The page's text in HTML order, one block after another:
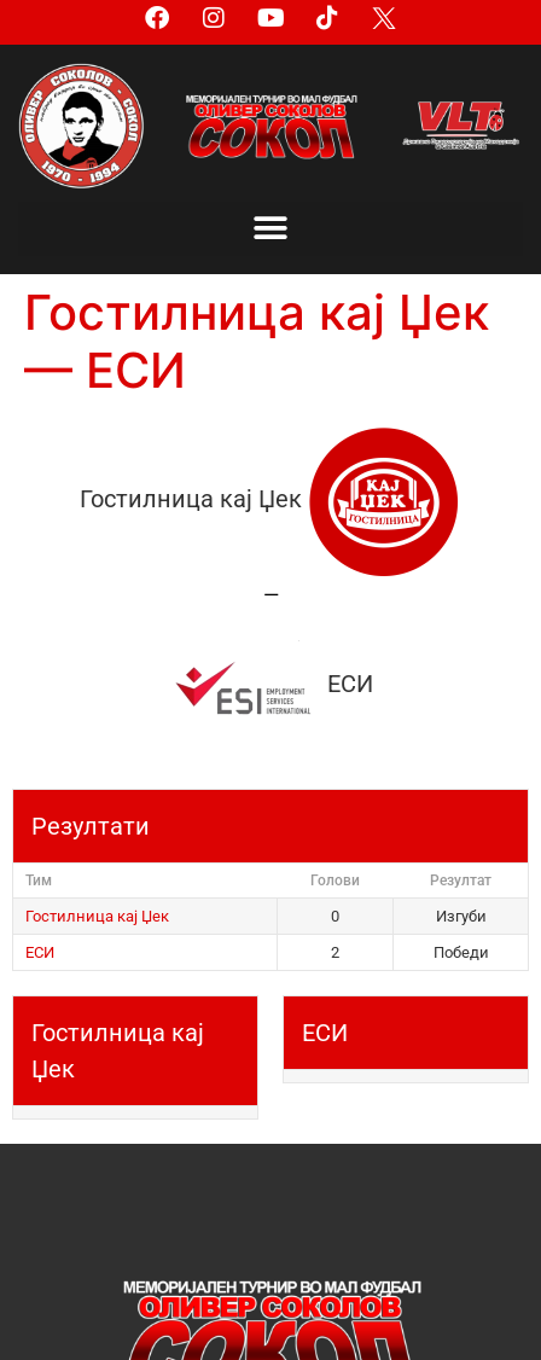
Гостилница кај Џек
— ЕСИ
Гостилница кај Џек
—
ЕСИ
Резултати
Тим Голови Резултат
Гостилница кај Џек 0
Изгуби
ЕСИ
2 Победи
Гостилница кај
Џек
ЕСИ